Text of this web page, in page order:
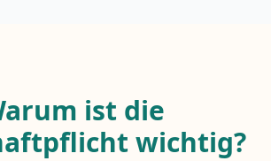
ist die
wichtig?